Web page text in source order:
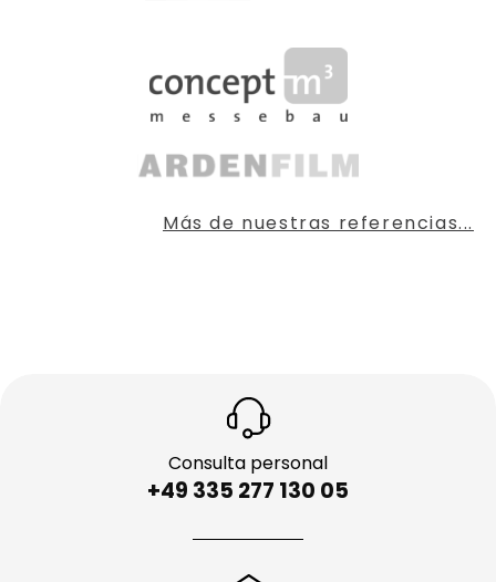
Más de nuestras referencias...
Consulta personal
+49 335 277 130 05